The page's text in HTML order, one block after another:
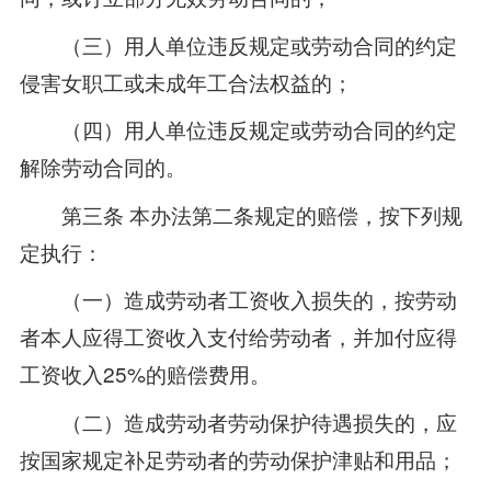
（三）用人单位违反规定或劳动合同的约定
侵害女职工或未成年工合法权益的；
（四）用人单位违反规定或劳动合同的约定
解除劳动合同的。
第三条 本办法第二条规定的赔偿，按下列规
定执行：
（一）造成劳动者工资收入损失的，按劳动
者本人应得工资收入支付给劳动者，并加付应得
工资收入25%的赔偿费用。
（二）造成劳动者劳动保护待遇损失的，应
按国家规定补足劳动者的劳动保护津贴和用品；